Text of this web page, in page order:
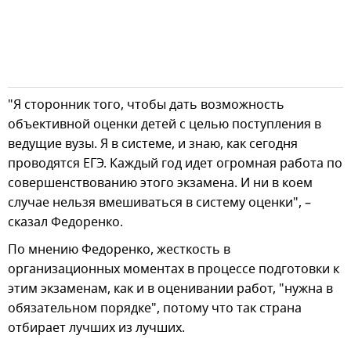
"Я сторонник того, чтобы дать возможность
объективной оценки детей с целью поступления в
ведущие вузы. Я в системе, и знаю, как сегодня
проводятся ЕГЭ. Каждый год идет огромная работа по
совершенствованию этого экзамена. И ни в коем
случае нельзя вмешиваться в систему оценки", –
сказал Федоренко.
По мнению Федоренко, жесткость в
организационных моментах в процессе подготовки к
этим экзаменам, как и в оценивании работ, "нужна в
обязательном порядке", потому что так страна
отбирает лучших из лучших.